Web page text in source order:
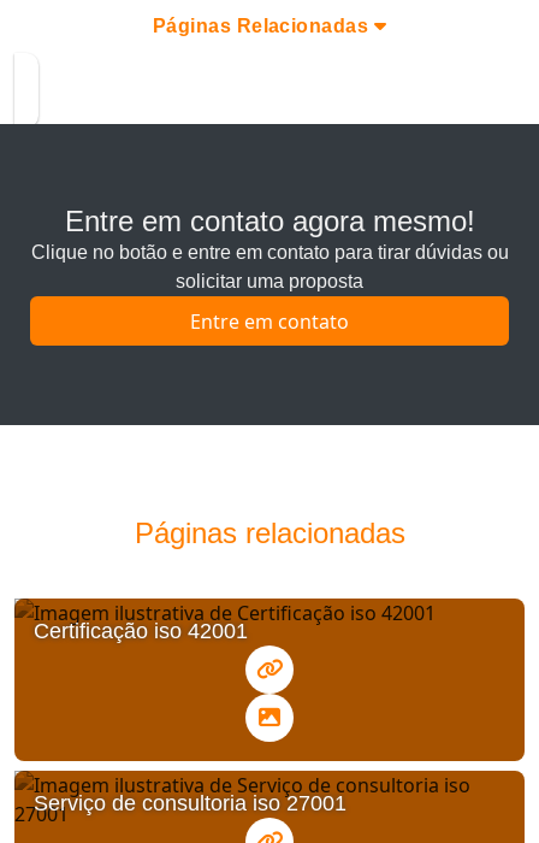
Páginas Relacionadas
Entre em contato agora mesmo!
Clique no botão e entre em contato para tirar dúvidas ou
solicitar uma proposta
Entre em contato
Páginas relacionadas
Certificação iso 42001
Serviço de consultoria iso 27001